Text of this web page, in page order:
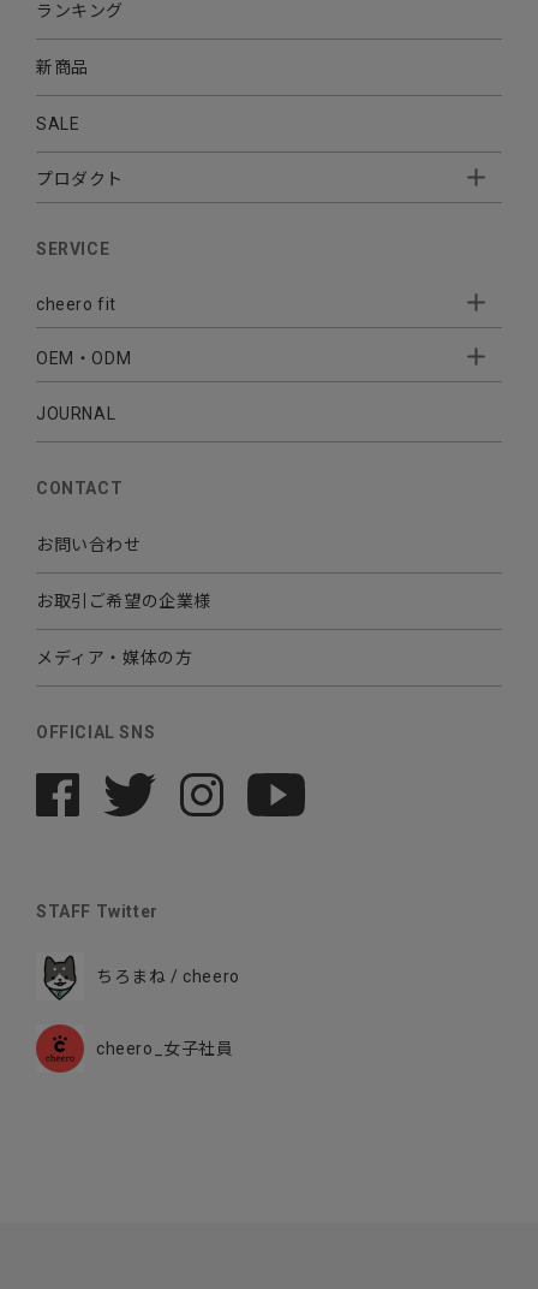
ランキング
新商品
SALE
プロダクト
AUDIO
CABLE CHARGER
Sleepion
MOBILE
SERVICE
cheero fit
- Sleepion3
- 軟骨伝導式集音器
OEM・ODM
- OEM・ODM 開発
JOURNAL
CONTACT
お問い合わせ
お取引ご希望の企業様
メディア・媒体の方
OFFICIAL SNS
STAFF Twitter
ちろまね / cheero
cheero_女子社員